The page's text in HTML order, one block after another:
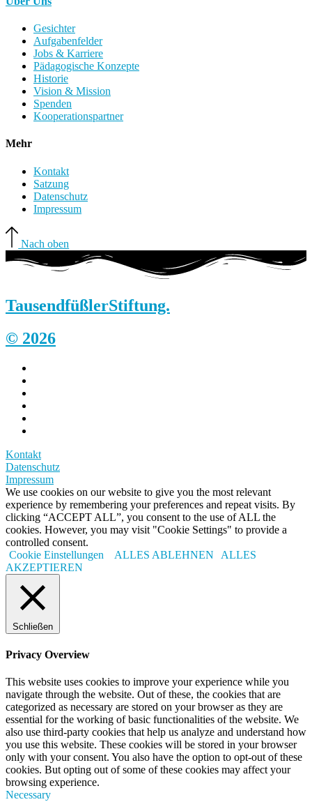
Gesichter
Aufgabenfelder
Jobs & Karriere
Pädagogische Konzepte
Historie
Vision & Mission
Spenden
Kooperationspartner
Mehr
Kontakt
Satzung
Datenschutz
Impressum
Nach oben
TausendfüßlerStiftung.
© 2026
Kontakt
Datenschutz
Impressum
We use cookies on our website to give you the most relevant
experience by remembering your preferences and repeat visits. By
clicking “ACCEPT ALL”, you consent to the use of ALL the
cookies. However, you may visit "Cookie Settings" to provide a
controlled consent.
Cookie Einstellungen
ALLES ABLEHNEN
ALLES
AKZEPTIEREN
Schließen
Privacy Overview
This website uses cookies to improve your experience while you
navigate through the website. Out of these, the cookies that are
categorized as necessary are stored on your browser as they are
essential for the working of basic functionalities of the website. We
also use third-party cookies that help us analyze and understand how
you use this website. These cookies will be stored in your browser
only with your consent. You also have the option to opt-out of these
cookies. But opting out of some of these cookies may affect your
browsing experience.
Necessary